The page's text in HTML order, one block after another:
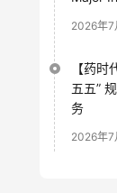
2026年7
【药
五五”
务
2026年7